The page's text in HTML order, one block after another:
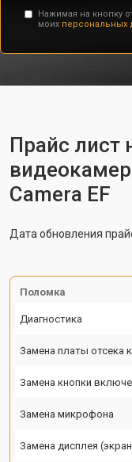
Нажимая на кнопку
моих персональных
Прайс лист
Camera EF
Дата обновления
Поломка
Диагностика
Замена платы отсека
Замена кнопки
Замена микрофона
Замена дисплея